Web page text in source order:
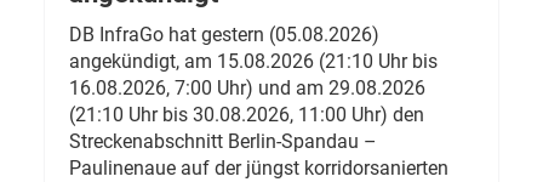
DB InfraGo hat gestern (05.08.2026)
angekündigt, am 15.08.2026 (21:10 Uhr bis
16.08.2026, 7:00 Uhr) und am 29.08.2026
(21:10 Uhr bis 30.08.2026, 11:00 Uhr) den
Streckenabschnitt Berlin-Spandau –
Paulinenaue auf der jüngst korridorsanierten